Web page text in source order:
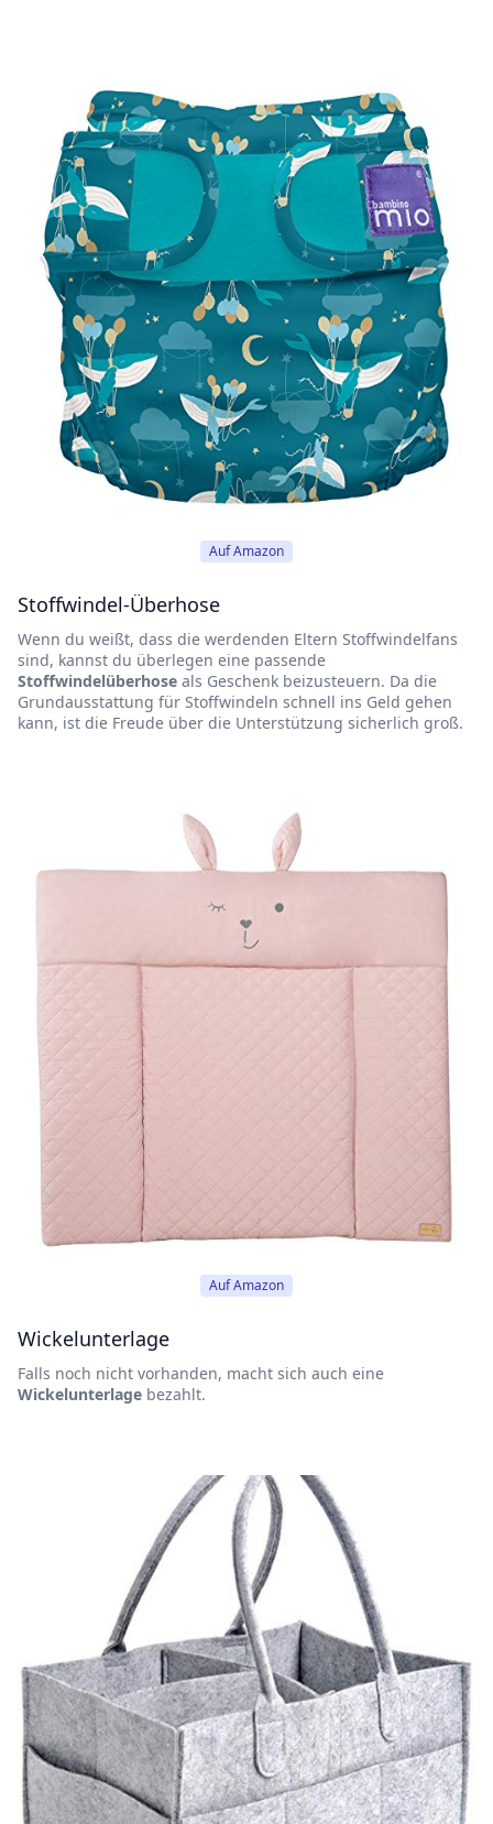
Stoffwindel-Überhose
Wenn du weißt, dass die werdenden Eltern Stoffwindelfans
sind, kannst du überlegen eine passende
Stoffwindelüberhose als Geschenk beizusteuern. Da die
Grundausstattung für Stoffwindeln schnell ins Geld gehen
kann, ist die Freude über die Unterstützung sicherlich groß.
Auf Amazon
Wickelunterlage
Falls noch nicht vorhanden, macht sich auch eine
Wickelunterlage bezahlt.
Auf Amazon